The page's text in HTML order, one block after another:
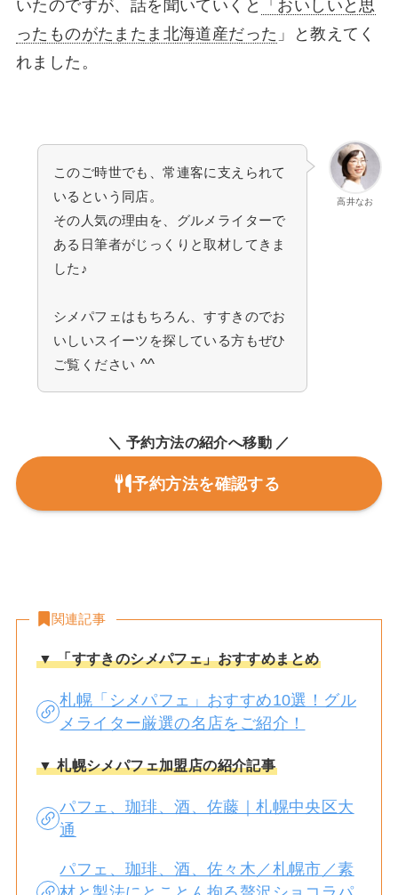
いたのですが、話を聞いていくと
「おいしいと思
ったものがたまたま北海道産だった 」と教えてく
れました。
高井なお
このご時世でも、常連客に支えられて
いるという同店。
その人気の理由を、グルメライターで
ある日筆者がじっくりと取材してきま
した♪
シメパフェはもちろん、すすきのでお
いしいスイーツを探している方もぜひ
ご覧ください ^^
＼ 予約方法の紹介へ移動 ／
予約方法を確認する
関連記事
▼ 「すすきのシメパフェ」おすすめまとめ
札幌「シメパフェ」おすすめ10選！グル
メライター厳選の名店をご紹介！
▼ 札幌シメパフェ加盟店の紹介記事
パフェ、珈琲、酒、佐藤｜札幌中央区大
通
パフェ、珈琲、酒、佐々木／札幌市／素